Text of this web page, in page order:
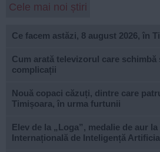
Cele mai noi știri
Ce facem astăzi, 8 august 2026, în
Cum arată televizorul care schimbă
complicații
Nouă copaci căzuți, dintre care
Timișoara, în urma furtunii
Elev de la „Loga”, medalie de aur
Internațională de Inteligență